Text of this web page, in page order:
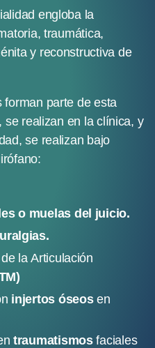
engloba la
traumática,
y reconstructiva de
forman parte de esta
se realizan en la clínica, y
se realizan bajo
o muelas del juicio.
la Articulación
injertos óseosen
traumatismosfaciales